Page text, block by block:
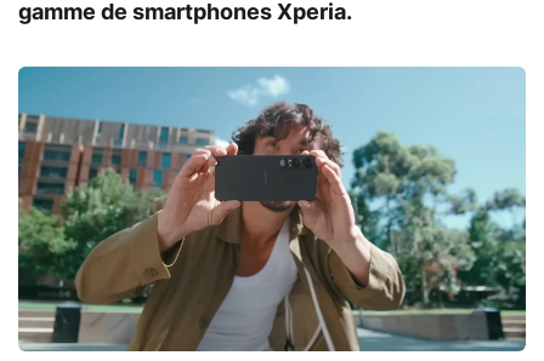
gamme de smartphones Xperia.